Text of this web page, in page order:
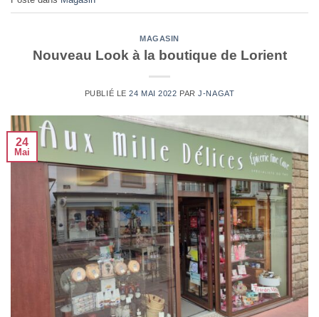
MAGASIN
Nouveau Look à la boutique de Lorient
PUBLIÉ LE24 MAI 2022 PARJ-NAGAT
24
Mai